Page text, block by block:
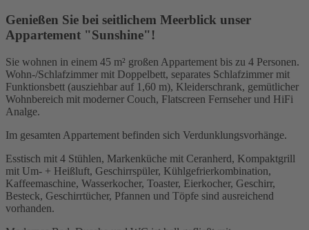
Genießen Sie bei seitlichem Meerblick unser
Appartement "Sunshine"!
Sie wohnen in einem 45 m² großen Appartement bis zu 4 Personen.
Wohn-/Schlafzimmer mit Doppelbett, separates Schlafzimmer mit
Funktionsbett (ausziehbar auf 1,60 m), Kleiderschrank, gemütlicher
Wohnbereich mit moderner Couch, Flatscreen Fernseher und HiFi
Analge.
Im gesamten Appartement befinden sich Verdunklungsvorhänge.
Esstisch mit 4 Stühlen, Markenküche mit Ceranherd, Kompaktgrill
mit Um- + Heißluft, Geschirrspüler, Kühlgefrierkombination,
Kaffeemaschine, Wasserkocher, Toaster, Eierkocher, Geschirr,
Besteck, Geschirrtücher, Pfannen und Töpfe sind ausreichend
vorhanden.